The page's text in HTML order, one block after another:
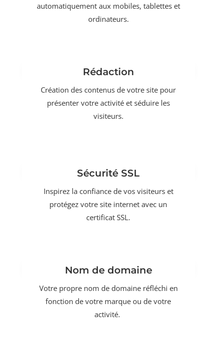
automatiquement aux mobiles, tablettes et
ordinateurs.
Rédaction
Création des contenus de votre site pour
présenter votre activité et séduire les
visiteurs.
Sécurité SSL
Inspirez la confiance de vos visiteurs et
protégez votre site internet avec un
certificat SSL.
Nom de domaine
Votre propre nom de domaine réfléchi en
fonction de votre marque ou de votre
activité.